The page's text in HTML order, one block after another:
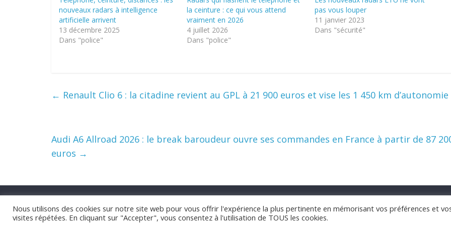
nouveaux radars à intelligence
artificielle arrivent
13 décembre 2025
Dans "police"
la ceinture : ce qui vous attend
vraiment en 2026
4 juillet 2026
Dans "police"
pas vous louper
11 janvier 2023
Dans "sécurité"
← Renault Clio 6 : la citadine revient au GPL à 21 900 euros et vise les 1 450 km d’autonomie
Audi A6 Allroad 2026 : le break baroudeur ouvre ses commandes en France à partir de 87
euros →